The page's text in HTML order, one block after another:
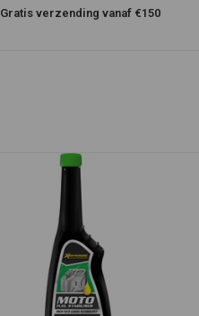
Gratis verzending vanaf €150